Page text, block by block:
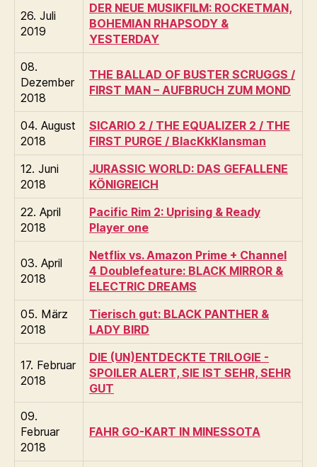
26. Juli
2019
DER NEUE MUSIKFILM: ROCKETMAN,
BOHEMIAN RHAPSODY &
YESTERDAY
08.
Dezember
2018
THE BALLAD OF BUSTER SCRUGGS /
FIRST MAN – AUFBRUCH ZUM MOND
04. August
2018
SICARIO 2 / THE EQUALIZER 2 / THE
FIRST PURGE / BlacKkKlansman
12. Juni
2018
JURASSIC WORLD: DAS GEFALLENE
KÖNIGREICH
22. April
2018
Pacific Rim 2: Uprising & Ready
Player one
03. April
2018
Netflix vs. Amazon Prime + Channel
4 Doublefeature: BLACK MIRROR &
ELECTRIC DREAMS
05. März
2018
Tierisch gut: BLACK PANTHER &
LADY BIRD
17. Februar
2018
DIE (UN)ENTDECKTE TRILOGIE -
SPOILER ALERT, SIE IST SEHR, SEHR
GUT
09.
Februar
2018
FAHR GO-KART IN MINESSOTA